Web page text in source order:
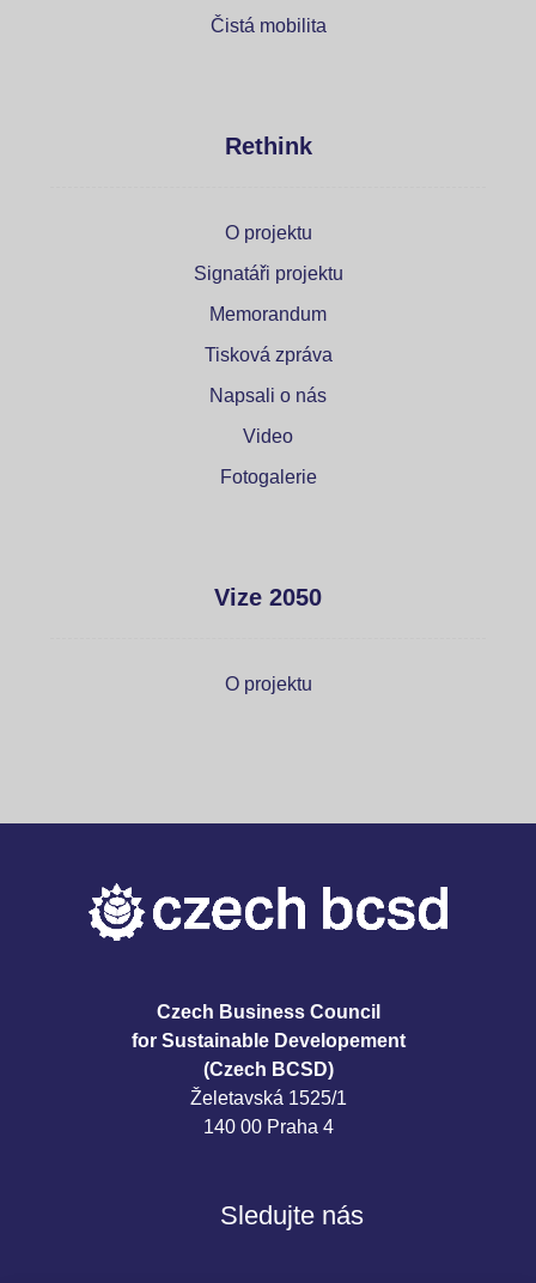
Čistá mobilita
Rethink
O projektu
Signatáři projektu
Memorandum
Tisková zpráva
Napsali o nás
Video
Fotogalerie
Vize 2050
O projektu
Czech Business Council
for Sustainable Developement
(Czech BCSD)
Želetavská 1525/1
140 00 Praha 4
Sledujte nás